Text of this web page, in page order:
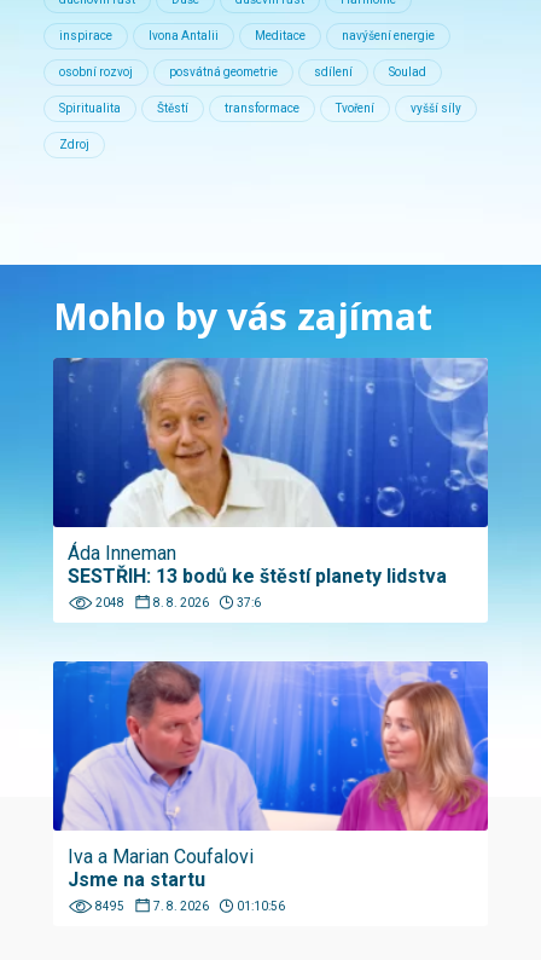
inspirace Ivona Antalii Meditace navýšení energie
osobní rozvoj posvátná geometrie sdílení Soulad
Spiritualita Štěstí transformace Tvoření vyšší síly
Zdroj
Mohlo by vás zajímat
Áda Inneman
SESTŘIH: 13 bodů ke štěstí planety lidstva
2048 8. 8. 2026 37:6
Iva a Marian Coufalovi
Jsme na startu
8495 7. 8. 2026 01:10:56